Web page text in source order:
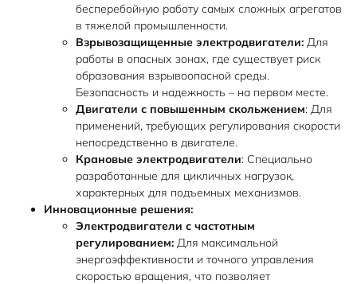
бесперебойную работу самых сложных агрегатов
в тяжелой промышленности.
Взрывозащищенные электродвигатели: Для
работы в опасных зонах, где существует риск
образования взрывоопасной среды.
Безопасность и надежность – на первом месте.
Двигатели с повышенным скольжением: Для
применений, требующих регулирования скорости
непосредственно в двигателе.
Крановые электродвигатели: Специально
разработанные для цикличных нагрузок,
характерных для подъемных механизмов.
Инновационные решения:
Электродвигатели с частотным
регулированием: Для максимальной
энергоэффективности и точного управления
скоростью вращения, что позволяет